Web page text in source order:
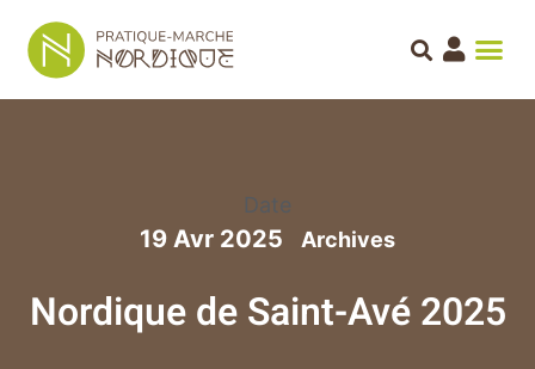
Date
19 Avr 2025
Nordique de Saint-Avé 2025